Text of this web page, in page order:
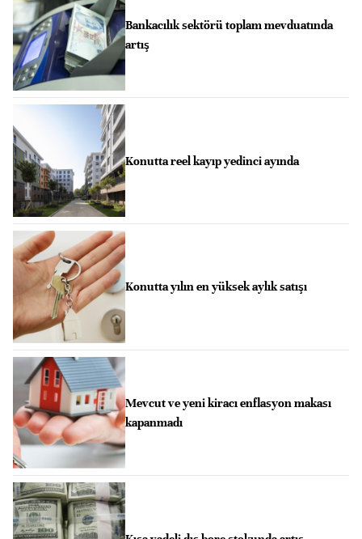
Bankacılık sektörü toplam mevduatında
artış
Konutta reel kayıp yedinci ayında
Konutta yılın en yüksek aylık satışı
Mevcut ve yeni kiracı enflasyon makası
kapanmadı